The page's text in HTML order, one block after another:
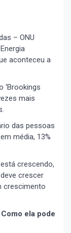
– ONU
aconteceu a
‘Brookings
mais
das pessoas
média, 13%
crescendo,
crescer
crescimento
ela pode